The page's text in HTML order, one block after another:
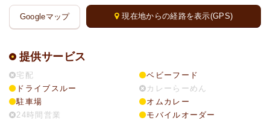
Googleマップ 現在地からの経路を表示(GPS)
提供サービス
宅配
ドライブスルー
駐車場
24時間営業
ベビーフード
カレーらーめん
オムカレー
モバイルオーダー